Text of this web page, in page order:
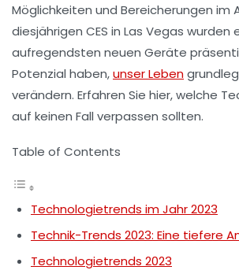
Möglichkeiten und Bereicherungen im
diesjährigen CES in Las Vegas wurden
aufregendsten neuen Geräte
Potenzial haben,unser Leben
verändern. Erfahren Sie hier, welche
auf keinen Fall verpassen sollten.
Table of Contents
Technologietrends im Jahr 2023
Technik-Trends 2023: Eine tiefere
Technologietrends 2023